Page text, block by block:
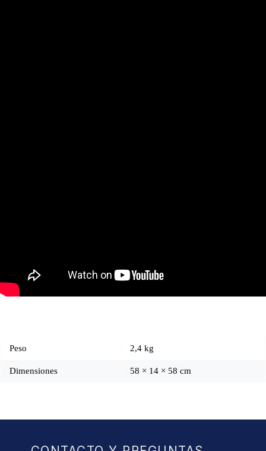
Peso 2,4 kg
Dimensiones 58 × 14 × 58 cm